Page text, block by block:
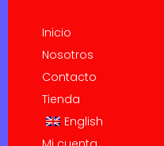
Inicio
Nosotros
Contacto
Tienda
English